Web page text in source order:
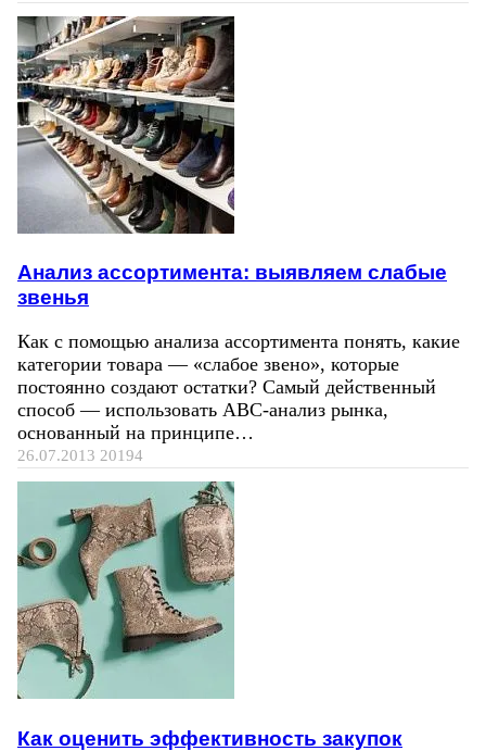
Анализ ассортимента: выявляем слабые
звенья
Как с помощью анализа ассортимента понять, какие
категории товара — «слабое звено», которые
постоянно создают остатки? Самый действенный
способ — использовать ABC-анализ рынка,
основанный на принципе…
26.07.2013 20194
Как оценить эффективность закупок